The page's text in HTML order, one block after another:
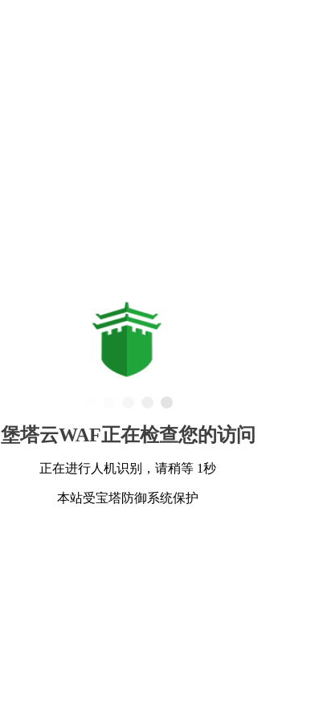
堡塔云WAF正在检查您的访问
正在进行人机识别，请稍等 1秒
本站受宝塔防御系统保护